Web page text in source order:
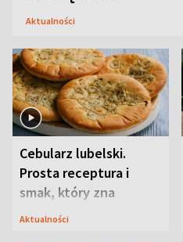
Aktualności
Cebularz lubelski.
Prosta receptura i
smak, który zna
Lubelszczyzna
Aktualności